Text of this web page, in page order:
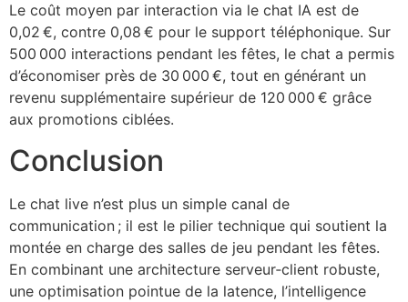
Le coût moyen par interaction via le chat IA est de
0,02 €, contre 0,08 € pour le support téléphonique. Sur
500 000 interactions pendant les fêtes, le chat a permis
d’économiser près de 30 000 €, tout en générant un
revenu supplémentaire supérieur de 120 000 € grâce
aux promotions ciblées.
Conclusion
Le chat live n’est plus un simple canal de
communication ; il est le pilier technique qui soutient la
montée en charge des salles de jeu pendant les fêtes.
En combinant une architecture serveur‑client robuste,
une optimisation pointue de la latence, l’intelligence